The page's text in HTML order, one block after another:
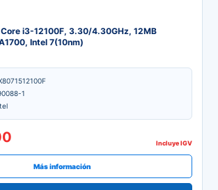
i3-12100F, 3.30/4.30GHz, 12MB
Intel 7(10nm)
1
Incluye IGV
Más información